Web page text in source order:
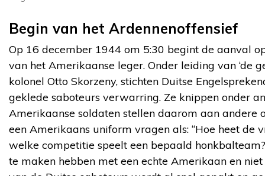
Begin van het Ardennenoffensief
Op 16 december 1944 om 5:30 begint de aanval
van het Amerikaanse leger. Onder leiding van ‘de
kolonel Otto Skorzeny, stichten Duitse
geklede saboteurs verwarring. Ze knippen onder
Amerikaanse soldaten stellen daarom aan andere
een Amerikaans uniform vragen als: “Hoe heet de
welke competitie speelt een bepaald
te maken hebben met een echte Amerikaan en